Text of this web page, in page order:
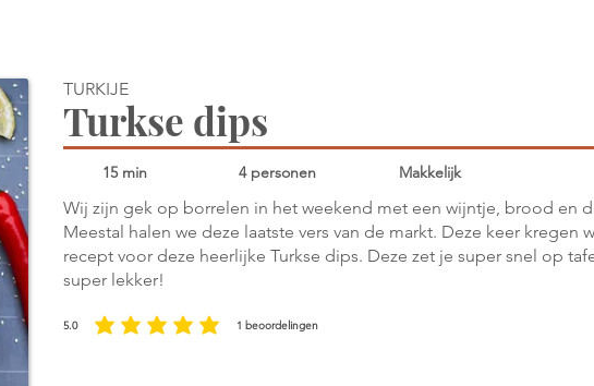
TURKIJE
Turkse dips
15 min 4 personen Makkelijk
Wij zijn gek op borrelen in het weekend met een wijntje, brood en
Meestal halen we deze laatste vers van de markt. Deze keer kregen
recept voor deze heerlijke Turkse dips. Deze zet je super snel op
super lekker!
5.0 1 beoordelingen
gemiddelde waardering 5 uit 5, gebaseerd op 1 stemmen, beoordelingen